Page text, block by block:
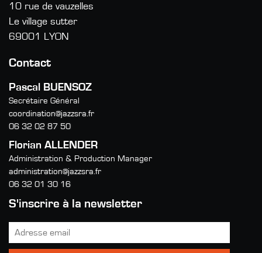
10 rue de vauzelles
Le village sutter
69001 LYON
Contact
Pascal BUENSOZ
Secrétaire Général
coordination@jazzsra.fr
06 32 02 87 50
Florian ALLENDER
Administration & Production Manager
administration@jazzsra.fr
06 32 01 30 16
S'inscrire à la newsletter